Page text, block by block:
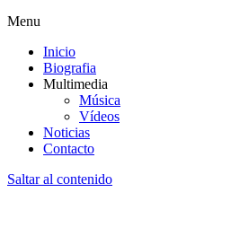
Menu
Inicio
Biografia
Multimedia
Música
Vídeos
Noticias
Contacto
Saltar al contenido